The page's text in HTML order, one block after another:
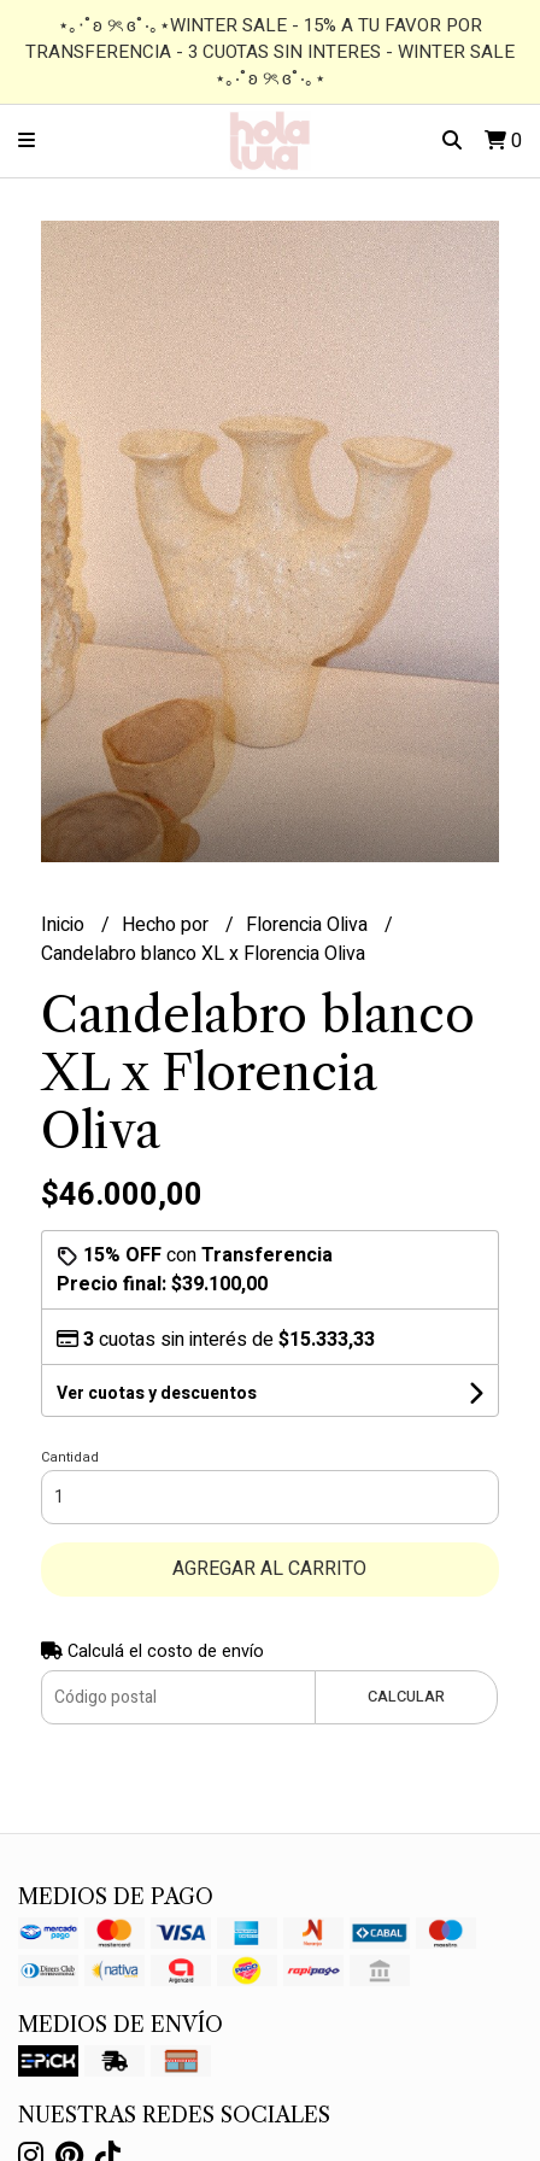
⋆｡‧˚ʚ ୨ৎ ɞ˚‧｡⋆WINTER SALE - 15% A TU FAVOR POR
TRANSFERENCIA - 3 CUOTAS SIN INTERES - WINTER SALE
⋆｡‧˚ʚ ୨ৎ ɞ˚‧｡⋆
0
Inicio Hecho por
Florencia Oliva
Candelabro blanco XL x Florencia Oliva
Candelabro blanco
XL x Florencia
Oliva
$46.000,00
15% OFFconTransferencia
Precio final:$39.100,00
3cuotas sin interés de$15.333,33
Ver cuotas y descuentos
Cantidad
AGREGAR AL CARRITO
Calculá el costo de envío
CALCULAR
MEDIOS DE PAGO
MEDIOS DE ENVÍO
NUESTRAS REDES SOCIALES